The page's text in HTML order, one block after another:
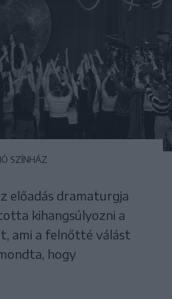
SZÍNHÁZ
előadás dramaturgja
kihangsúlyozni a
ami a felnőtté válást
hogy